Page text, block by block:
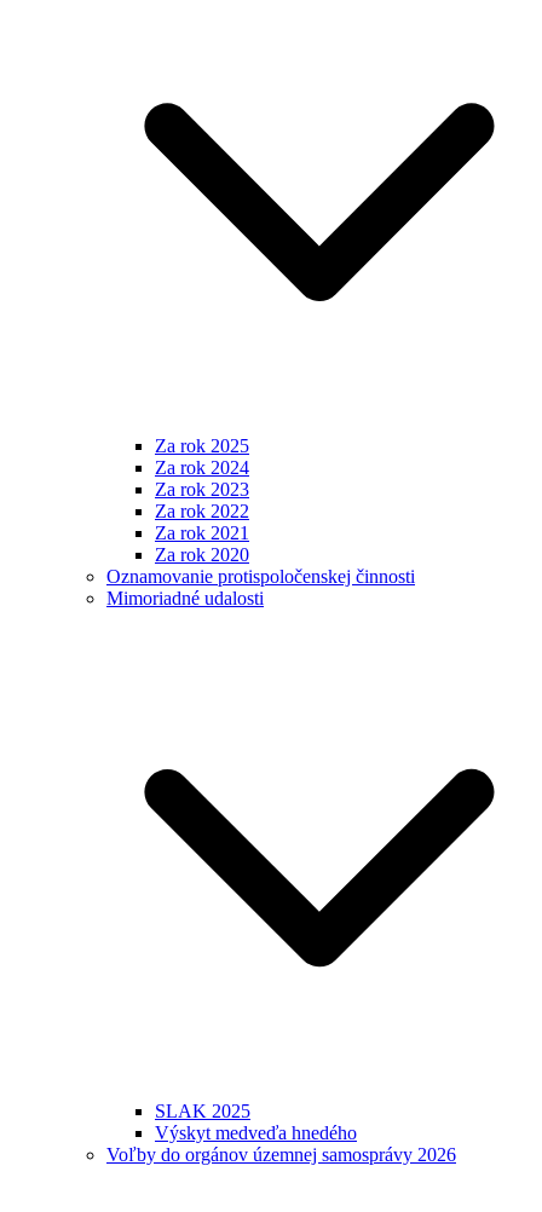
Za rok 2025
Za rok 2024
Za rok 2023
Za rok 2022
Za rok 2021
Za rok 2020
Oznamovanie protispoločenskej činnosti
Mimoriadné udalosti
SLAK 2025
Výskyt medveďa hnedého
Voľby do orgánov územnej samosprávy 2026